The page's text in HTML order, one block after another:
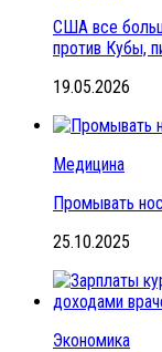
США все
против Кубы,
19.05.2026
Медицина
Промывать
25.10.2025
Экономика